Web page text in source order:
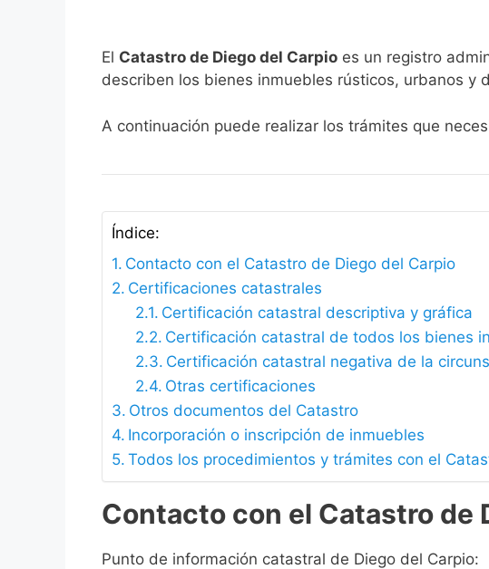
El Catastro de Diego del Carpio es un registro
describen los bienes inmuebles rústicos, urbanos y
A continuación puede realizar los trámites que
Índice:
Contacto con el Catastro de Diego del Carpio
Certificaciones catastrales
Certificación catastral descriptiva y gráfica
Certificación catastral de todos los bienes
Certificación catastral negativa de la
Otras certificaciones
Otros documentos del Catastro
Incorporación o inscripción de inmuebles
Todos los procedimientos y trámites con el
Contacto con el Catastro de
Punto de información catastral de Diego del Carpio: